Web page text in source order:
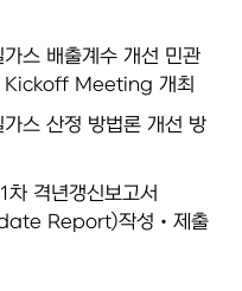
스 배출계수 개선 민관
Kickoff Meeting 개최
스 산정 방법론 개선 방
격년갱신보고서
Report)작성‧제출